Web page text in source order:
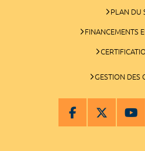
PLAN DU
FINANCEMENTS
GESTION DES